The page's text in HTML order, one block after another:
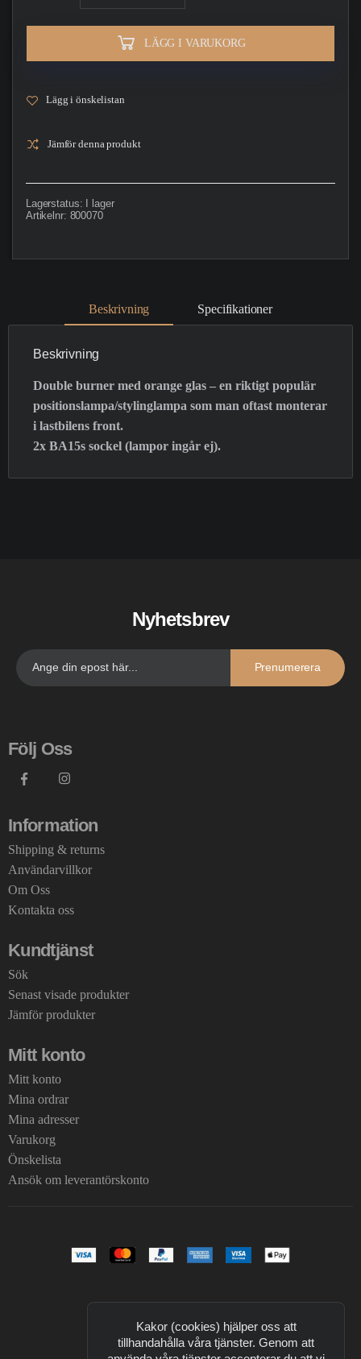
LÄGG I VARUKORG
Lägg i önskelistan
Jämför denna produkt
Lagerstatus:
I lager
Artikelnr: 800070
Beskrivning Specifikationer
Beskrivning
Double burner med orange glas – en riktigt populär
positionslampa/stylinglampa som man oftast monterar
i lastbilens front.
2x BA15s sockel (lampor ingår ej).
Nyhetsbrev
Prenumerera
Följ Oss
Information
Shipping & returns
Användarvillkor
Om Oss
Kontakta oss
Kundtjänst
Sök
Senast visade produkter
Jämför produkter
Mitt konto
Mitt konto
Mina ordrar
Mina adresser
Varukorg
Önskelista
Ansök om leverantörskonto
Kakor (cookies) hjälper oss att
tillhandahålla våra tjänster. Genom att